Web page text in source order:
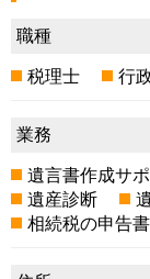
職種
税理士 行
業務
遺言書作成サ
遺産診断
相続税の申告